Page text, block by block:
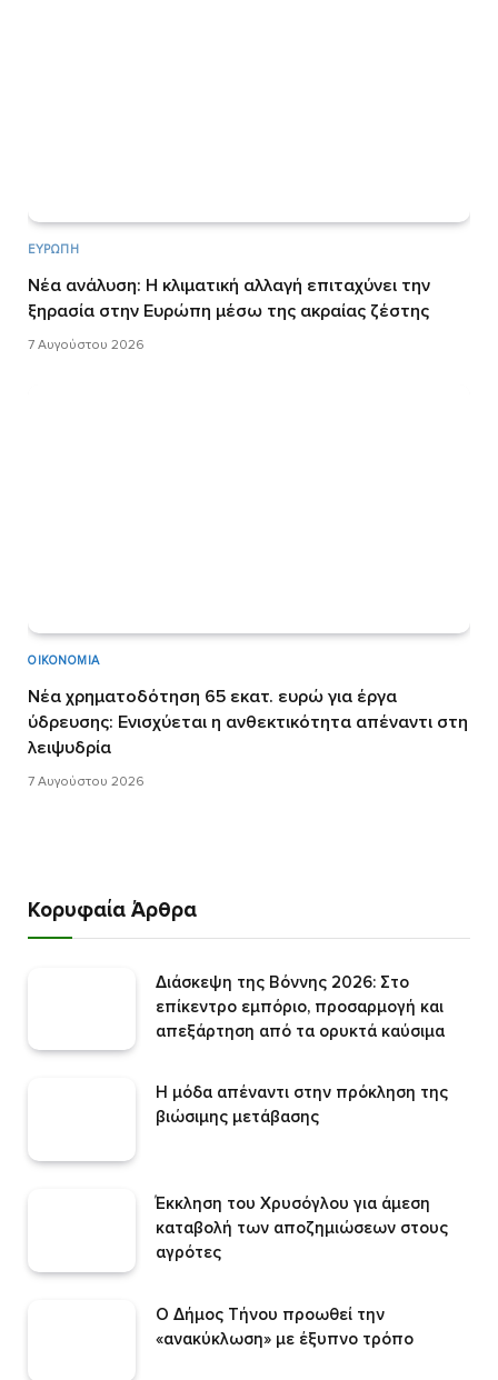
ΕΥΡΏΠΗ
Νέα ανάλυση: Η κλιματική αλλαγή επιταχύνει την
ξηρασία στην Ευρώπη μέσω της ακραίας ζέστης
7 Αυγούστου 2026
ΟΙΚΟΝΟΜΊΑ
Νέα χρηματοδότηση 65 εκατ. ευρώ για έργα
ύδρευσης: Ενισχύεται η ανθεκτικότητα απέναντι στη
λειψυδρία
7 Αυγούστου 2026
Κορυφαία Άρθρα
Διάσκεψη της Βόννης 2026: Στο
επίκεντρο εμπόριο, προσαρμογή και
απεξάρτηση από τα ορυκτά καύσιμα
Η μόδα απέναντι στην πρόκληση της
βιώσιμης μετάβασης
Έκκληση του Χρυσόγλου για άμεση
καταβολή των αποζημιώσεων στους
αγρότες
Ο Δήμος Τήνου προωθεί την
«ανακύκλωση» με έξυπνο τρόπο